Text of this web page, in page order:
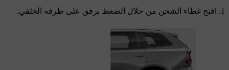
افتح غطاء الشحن من خلال الضغط برفق على طرفه الخلفي.